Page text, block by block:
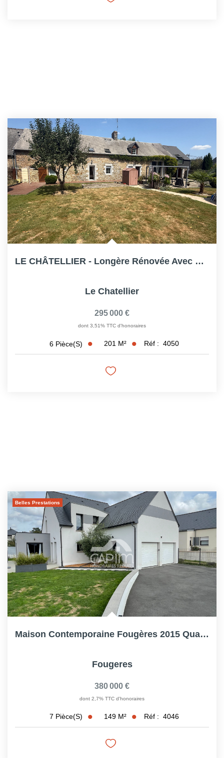
LE CHÂTELLIER - Longère Rénovée Avec Piscine Sur 4 877 M²...
Le Chatellier
295 000 €
dont 3,51% TTC d'honoraires
6 Pièce(s) 201 M² Réf : 4050
Belles Prestations
Maison Contemporaine Fougères 2015 Quartier Hopital- 5...
Fougeres
380 000 €
dont 2,7% TTC d'honoraires
7 Pièce(s) 149 M² Réf : 4046